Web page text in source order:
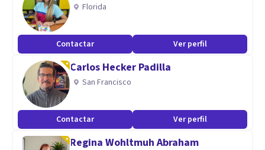
Florida
Contactar Ver perfil
Carlos Hecker Padilla
San Francisco
Contactar Ver perfil
Regina Wohltmuh Abraham